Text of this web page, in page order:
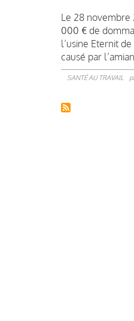
Le 28 novembre
000 € de
l’usine Eternit
causé par
SANTÉ AU TRAVAIL